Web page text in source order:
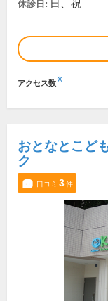
休診日: 日、祝
アクセス数※
おとなとこど
ク
口コミ 3件